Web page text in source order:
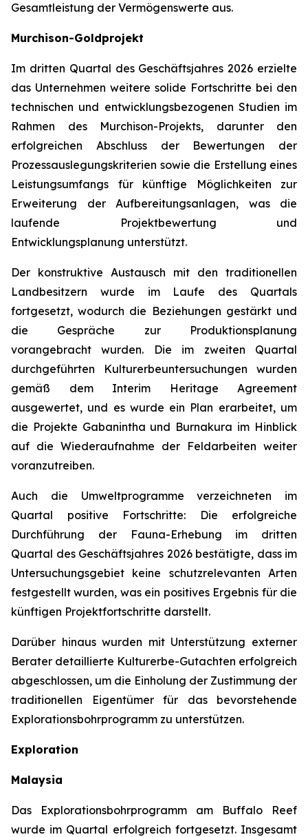
Gesamtleistung der Vermögenswerte aus.
Murchison-Goldprojekt
Im dritten Quartal des Geschäftsjahres 2026 erzielte
das Unternehmen weitere solide Fortschritte bei den
technischen und entwicklungsbezogenen Studien im
Rahmen des Murchison-Projekts, darunter den
erfolgreichen Abschluss der Bewertungen der
Prozessauslegungskriterien sowie die Erstellung eines
Leistungsumfangs für künftige Möglichkeiten zur
Erweiterung der Aufbereitungsanlagen, was die
laufende Projektbewertung und
Entwicklungsplanung unterstützt.
Der konstruktive Austausch mit den traditionellen
Landbesitzern wurde im Laufe des Quartals
fortgesetzt, wodurch die Beziehungen gestärkt und
die Gespräche zur Produktionsplanung
vorangebracht wurden. Die im zweiten Quartal
durchgeführten Kulturerbeuntersuchungen wurden
gemäß dem Interim Heritage Agreement
ausgewertet, und es wurde ein Plan erarbeitet, um
die Projekte Gabanintha und Burnakura im Hinblick
auf die Wiederaufnahme der Feldarbeiten weiter
voranzutreiben.
Auch die Umweltprogramme verzeichneten im
Quartal positive Fortschritte: Die erfolgreiche
Durchführung der Fauna-Erhebung im dritten
Quartal des Geschäftsjahres 2026 bestätigte, dass im
Untersuchungsgebiet keine schutzrelevanten Arten
festgestellt wurden, was ein positives Ergebnis für die
künftigen Projektfortschritte darstellt.
Darüber hinaus wurden mit Unterstützung externer
Berater detaillierte Kulturerbe-Gutachten erfolgreich
abgeschlossen, um die Einholung der Zustimmung der
traditionellen Eigentümer für das bevorstehende
Explorationsbohrprogramm zu unterstützen.
Exploration
Malaysia
Das Explorationsbohrprogramm am Buffalo Reef
wurde im Quartal erfolgreich fortgesetzt. Insgesamt